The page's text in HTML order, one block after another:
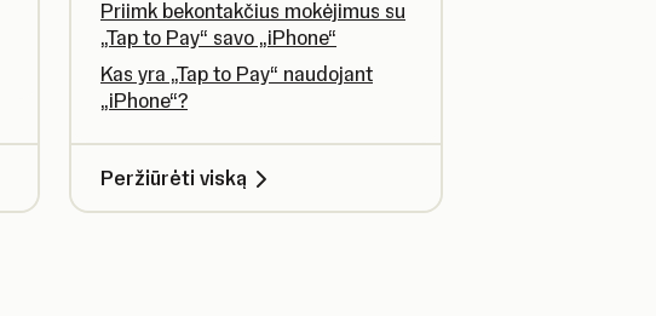
Priimk bekontakčius mokėjimus su
„Tap to Pay“ savo „iPhone“
Kas yra „Tap to Pay“ naudojant
„iPhone“?
Peržiūrėti viską